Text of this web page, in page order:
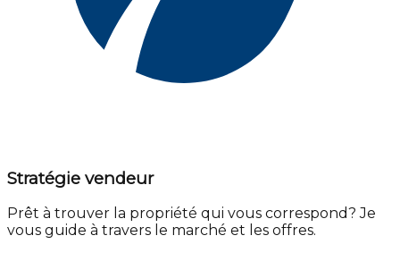
Stratégie vendeur
Prêt à trouver la propriété qui vous correspond? Je
vous guide à travers le marché et les offres.